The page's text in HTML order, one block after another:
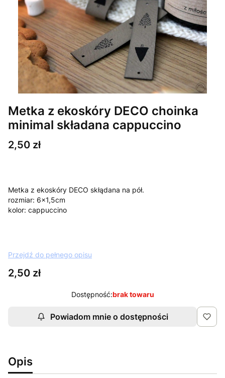
Metka z ekoskóry DECO choinka
minimal składana cappuccino
Cena
2,50 zł
Metka z ekoskóry DECO skłądana na pół.
rozmiar: 6x1,5cm
kolor: cappuccino
Przejdź do pełnego opisu
Cena
2,50 zł
Dostępność:brak towaru
Powiadom mnie o dostępności
Opis